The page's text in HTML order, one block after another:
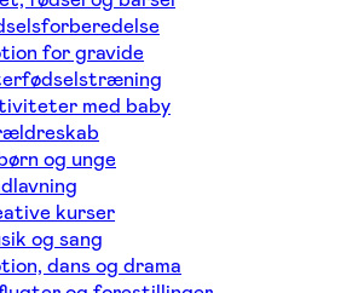
for gravide
med baby
og unge
kurser
og sang
dans og drama